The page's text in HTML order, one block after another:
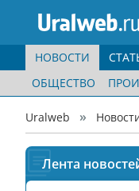
НОВОСТИ
ОБЩЕСТВО
Uralweb
Лента